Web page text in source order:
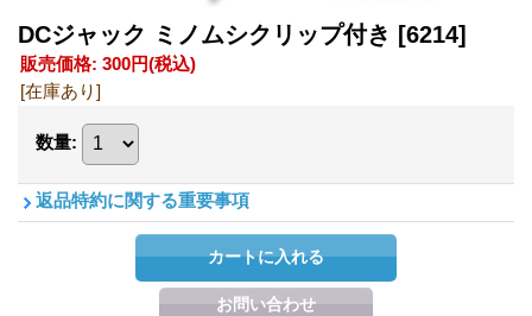
DCジャック ミノムシクリップ付き [6214]
販売価格: 300円(税込)
[在庫あり]
数量:
返品特約に関する重要事項